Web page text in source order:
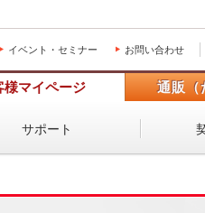
イベント・セミナー お問い合わせ
様マイページ 通販（
サポート